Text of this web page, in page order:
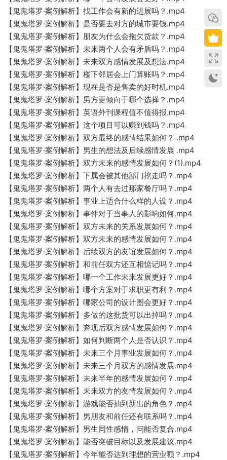
【鬼鬼塔罗·案例解析】找工作会有新的进展吗？.mp4
【鬼鬼塔罗·案例解析】是否要去对方的城市要钱.mp4
【鬼鬼塔罗·案例解析】朋友为什么会拖欠货款？.mp4
【鬼鬼塔罗·案例解析】未来两个人会有矛盾吗？.mp4
【鬼鬼塔罗·案例解析】未来双方感情发展及想法.mp4
【鬼鬼塔罗·案例解析】楼下邻居会上门算账吗？.mp4
【鬼鬼塔罗·案例解析】现在是否是售卖的好时机.mp4
【鬼鬼塔罗·案例解析】男方更倾向于哪个选择？.mp4
【鬼鬼塔罗·案例解析】英语外刊课程值不值得报.mp4
【鬼鬼塔罗·案例解析】这个项目可以赚到钱吗？.mp4
【鬼鬼塔罗·案例解析】双方最终的感情结果如何？ .mp4
【鬼鬼塔罗·案例解析】男生的想法及后续感情发展 .mp4
【鬼鬼塔罗·案例解析】双方未来的感情发展如何？(1).mp4
【鬼鬼塔罗·案例解析】下属会被其他部门挖走吗？.mp4
【鬼鬼塔罗·案例解析】两个人有去过那家餐厅吗？.mp4
【鬼鬼塔罗·案例解析】事业上适合什么样的人设？.mp4
【鬼鬼塔罗·案例解析】事件对于当事人的影响如何.mp4
【鬼鬼塔罗·案例解析】双方未来的关系发展如何？.mp4
【鬼鬼塔罗·案例解析】双方未来的感情发展如何？.mp4
【鬼鬼塔罗·案例解析】后续双方的友谊发展如何？.mp4
【鬼鬼塔罗·案例解析】和前任双方还互相惦记吗？.mp4
【鬼鬼塔罗·案例解析】哪一个工作未来发展更好？.mp4
【鬼鬼塔罗·案例解析】哪个方案对于求职更有利？.mp4
【鬼鬼塔罗·案例解析】哪家公司的设计图会更好？.mp4
【鬼鬼塔罗·案例解析】多做的这批货可以出掉吗？.mp4
【鬼鬼塔罗·案例解析】奔现后双方感情发展如何？.mp4
【鬼鬼塔罗·案例解析】如何判断两个人是否认识？.mp4
【鬼鬼塔罗·案例解析】未来三个月事业发展如何？.mp4
【鬼鬼塔罗·案例解析】未来三个月双方的感情发展.mp4
【鬼鬼塔罗·案例解析】未来半年的感情发展如何？.mp4
【鬼鬼塔罗·案例解析】未来双方的友情发展如何？.mp4
【鬼鬼塔罗·案例解析】游戏能否抽到新出的角色？.mp4
【鬼鬼塔罗·案例解析】男朋友和前任还有联系吗？.mp4
【鬼鬼塔罗·案例解析】男生同性感情，问能否复合.mp4
【鬼鬼塔罗·案例解析】能否突破目标以及发展建议.mp4
【鬼鬼塔罗·案例解析】今年能否达到理想的营业额？.mp4